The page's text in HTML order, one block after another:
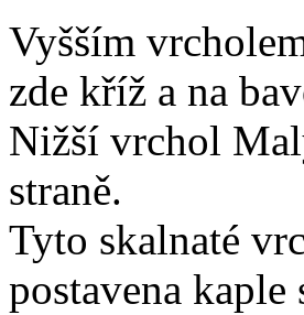
Vyšším
zde kříž a na
Nižší vrchol
straně.
Tyto skalnaté
postavena